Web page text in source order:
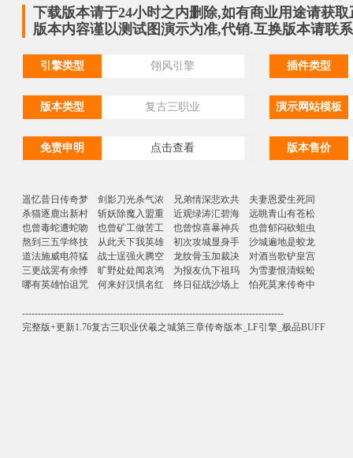
下载版本请于24小时之内删除,如有商业用途请获
版本内容谨以测试图演示为准,代销.互换版本请联
引擎类型 翎风引擎 插件类型
版本类型 复古三职业 演示网站模板
免责申明 点击查看 版本售价
遥忆昔日传奇梦 剑影刀光杀气浓 兄弟情深悲欢共 夫妻恩爱生死同
杀猫逐鹿出新村 斩妖除魔入盟重 近观绿涛汇碧海 远眺青山有苍松
也曾毒蛇遭蛇吻 也曾矿工做苦工 也曾惊喜暴神兵 也曾郁闷砍蛆虫
熬到三五学终技 从此天下我英雄 初次攻城显身手 沙城遍地是蛟龙
道法施威电符猛 战士逞强火腾空 龙纹骨玉加裁决 对酒当歌铲皇宫
三更战罢有余悸 旷野处处闻哀鸿 为报友仇下祖玛 为雪妻恨清蜈蚣
哪有英雄怕诅咒 何来好汉惧名红 终日征战沙场上 怕死莫来传奇中
-----------------------------------------------------------------------------------
完整版+更新1.76复古三职业伏羲之城第三章传奇版本_LF引擎_极品BUFF